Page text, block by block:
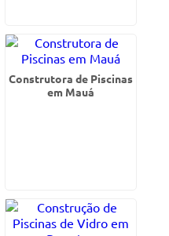
Construtora de Piscinas
em Mauá